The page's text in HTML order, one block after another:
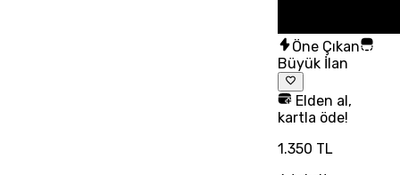
Öne Çıkan
Büyük İlan
Elden al,
kartla öde!
1.350 TL